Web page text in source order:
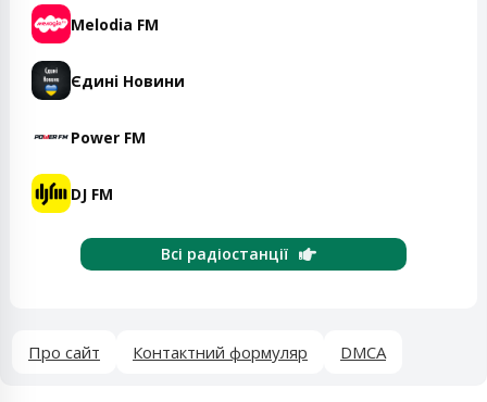
Melodia FM
Єдині Новини
Power FM
DJ FM
Всі радіостанції
Про сайт Контактний формуляр DMCA